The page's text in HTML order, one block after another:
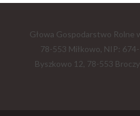
Głowa Gospodarstwo Rolne
78-553 Miłkowo, NIP:
Byszkowo 12, 78-553